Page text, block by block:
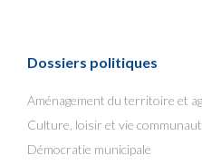
Dossiers politiques
Aménagement du territoire et
Culture, loisir et vie
Démocratie municipale